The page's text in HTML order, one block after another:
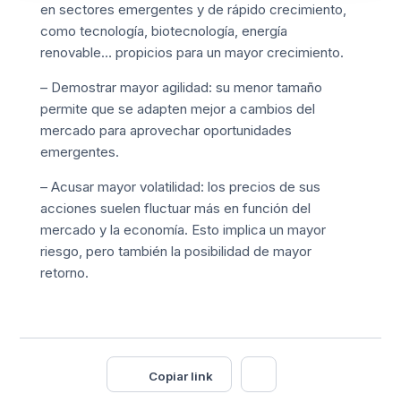
en sectores emergentes y de rápido crecimiento,
como tecnología, biotecnología, energía
renovable… propicios para un mayor crecimiento.
– Demostrar mayor agilidad: su menor tamaño
permite que se adapten mejor a cambios del
mercado para aprovechar oportunidades
emergentes.
– Acusar mayor volatilidad: los precios de sus
acciones suelen fluctuar más en función del
mercado y la economía. Esto implica un mayor
riesgo, pero también la posibilidad de mayor
retorno.
Copiar link